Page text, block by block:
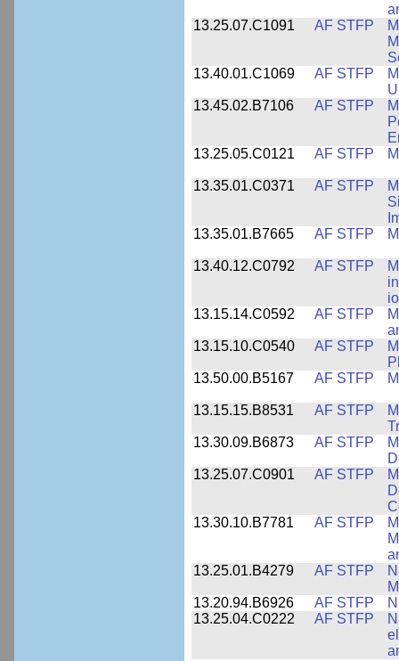
13.25.07.C1091
AF STFP
13.40.01.C1069
AF STFP
13.45.02.B7106
AF STFP
13.25.05.C0121
AF STFP
13.35.01.C0371 AF STFP
13.35.01.B7665
AF STFP
13.40.12.C0792 AF STFP
13.15.14.C0592
AF STFP
13.15.10.C0540
AF STFP
13.50.00.B5167
AF STFP
13.15.15.B8531 AF STFP
13.30.09.B6873
AF STFP
13.25.07.C0901
AF STFP
13.30.10.B7781
AF STFP
13.25.01.B4279
AF STFP
13.20.94.B6926
AF STFP
13.25.04.C0222
AF STFP